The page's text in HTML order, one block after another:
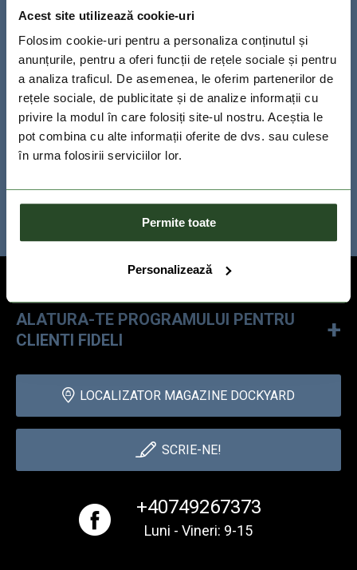
Acest site utilizează cookie-uri
Folosim cookie-uri pentru a personaliza conținutul și
anunțurile, pentru a oferi funcții de rețele sociale și pentru
a analiza traficul. De asemenea, le oferim partenerilor de
rețele sociale, de publicitate și de analize informații cu
privire la modul în care folosiți site-ul nostru. Aceștia le
pot combina cu alte informații oferite de dvs. sau culese
în urma folosirii serviciilor lor.
Permite toate
Personalizează
ABONEAZA-TE LA NEWSLETTER
ALATURA-TE PROGRAMULUI PENTRU
CLIENTI FIDELI
+
LOCALIZATOR MAGAZINE DOCKYARD
+40749267373
Luni - Vineri: 9-15
SCRIE-NE!